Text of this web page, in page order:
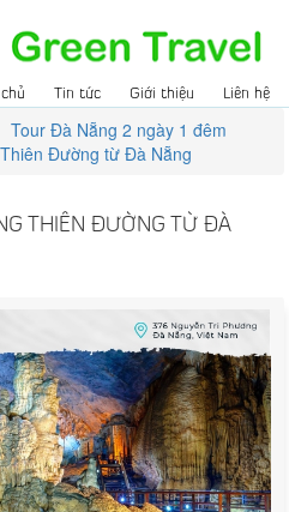
Tin tức Giới thiệu Liên hệ
Tour Đà Nẵng 2 ngày 1 đêm
Đường từ Đà Nẵng
THIÊN ĐƯỜNG TỪ ĐÀ